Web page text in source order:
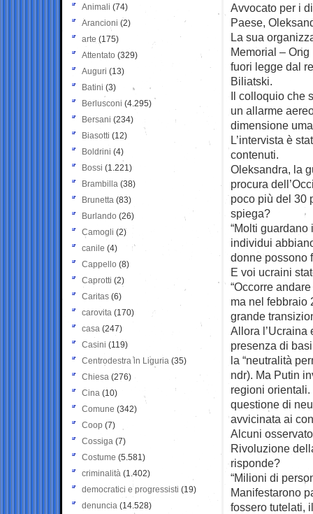
Avvocato per i
Paese,
La sua
Memorial –
fuori legge dal
Biliatski.
Il colloquio che
un allarme
dimensione
L’intervista è
contenuti.
Oleksandra, la
procura
poco più del 30
spiega?
“Molti
individui
donne possono
E voi ucraini
“Occorre
ma nel febbraio
grande
Allora l’Ucraina
presenza di
la “neutralità
ndr). Ma Putin
regioni
questione di
avvicinata ai
Alcuni
Rivoluzione
risponde?
“Milioni di
Manifestarono
fossero tutelati,
Animali (74)
Arancioni (2)
arte (175)
Attentato (329)
Auguri (13)
Batini (3)
Berlusconi (4.295)
Bersani (234)
Biasotti (12)
Boldrini (4)
Bossi (1.221)
Brambilla (38)
Brunetta (83)
Burlando (26)
Camogli (2)
canile (4)
Cappello (8)
Caprotti (2)
Caritas (6)
carovita (170)
casa (247)
Casini (119)
Centrodestra in Liguria (35)
Chiesa (276)
Cina (10)
Comune (342)
Coop (7)
Cossiga (7)
Costume (5.581)
criminalità (1.402)
democratici e progressisti (19)
denuncia (14.528)